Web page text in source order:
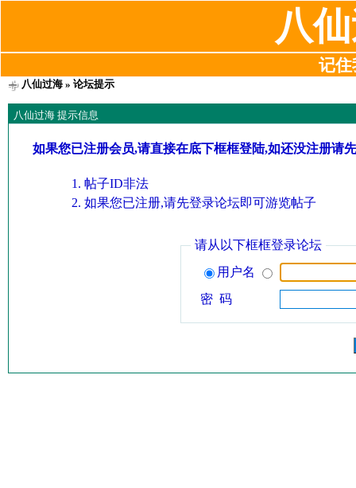
八
记住
八仙过海» 论坛提示
八仙过海 提示信息
如果您已注册会员,请直接在底下框框登陆,如还没注册请
帖子ID非法
如果您已注册,请先登录论坛即可游览帖子
请从以下框框登录论坛
用户名
密 码